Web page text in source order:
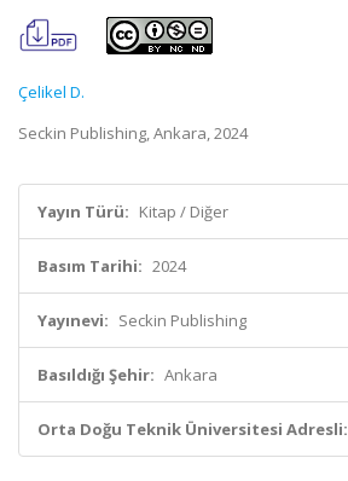
Çelikel D.
Seckin Publishing, Ankara, 2024
Yayın Türü: Kitap / Diğer
Basım Tarihi: 2024
Yayınevi: Seckin Publishing
Basıldığı Şehir: Ankara
Orta Doğu Teknik Üniversitesi Adresli: